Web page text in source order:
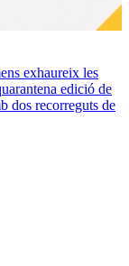
exhaureix les
edició de
dos recorreguts de